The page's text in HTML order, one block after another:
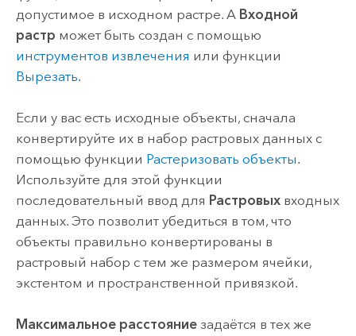
допустимое в исходном растре. A Входной
растр может быть создан с помощью
инструментов извлечения или функции
Вырезать.
Если у вас есть исходные объекты, сначала
конвертируйте их в набор растровых данных с
помощью функции Растеризовать объекты.
Используйте для этой функции
последовательный ввод для Растровыхвходных
данных. Это позволит убедиться в том, что
объекты правильно конвертированы в
растровый набор с тем же размером ячейки,
экстентом и пространственной привязкой.
Максимальное расстояниезадаётся в тех же